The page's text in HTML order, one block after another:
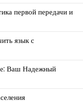
первой передачи и
язык с
Ваш Надежный